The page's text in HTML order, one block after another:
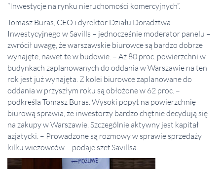
”Inwestycje na rynku nieruchomości komercyjnych”.
Tomasz Buras, CEO i dyrektor Działu Doradztwa
Inwestycyjnego w Savills – jednocześnie moderator panelu –
zwrócił uwagę, że warszawskie biurowce są bardzo dobrze
wynajęte, nawet te w budowie. – Aż 80 proc. powierzchni w
budynkach zaplanowanych do oddania w Warszawie na ten
rok jest już wynajęta. Z kolei biurowce zaplanowane do
oddania w przyszłym roku są obłożone w 62 proc. –
podkreśla Tomasz Buras. Wysoki popyt na powierzchnię
biurową sprawia, że inwestorzy bardzo chętnie decydują się
na zakupy w Warszawie. Szczególnie aktywny jest kapitał
azjatycki. – Prowadzone są rozmowy w sprawie sprzedaży
kilku wieżowców – podaje szef Savillsa.